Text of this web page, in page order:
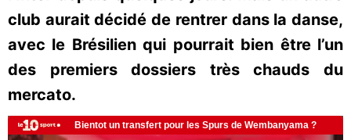
club aurait décidé de rentrer dans la danse,
avec le Brésilien qui pourrait bien être l’un
des premiers dossiers très chauds du
mercato.